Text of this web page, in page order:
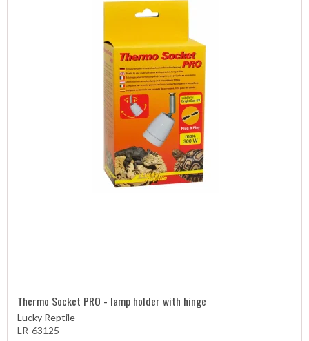
Thermo Socket PRO - lamp holder with hinge
Lucky Reptile
LR-63125